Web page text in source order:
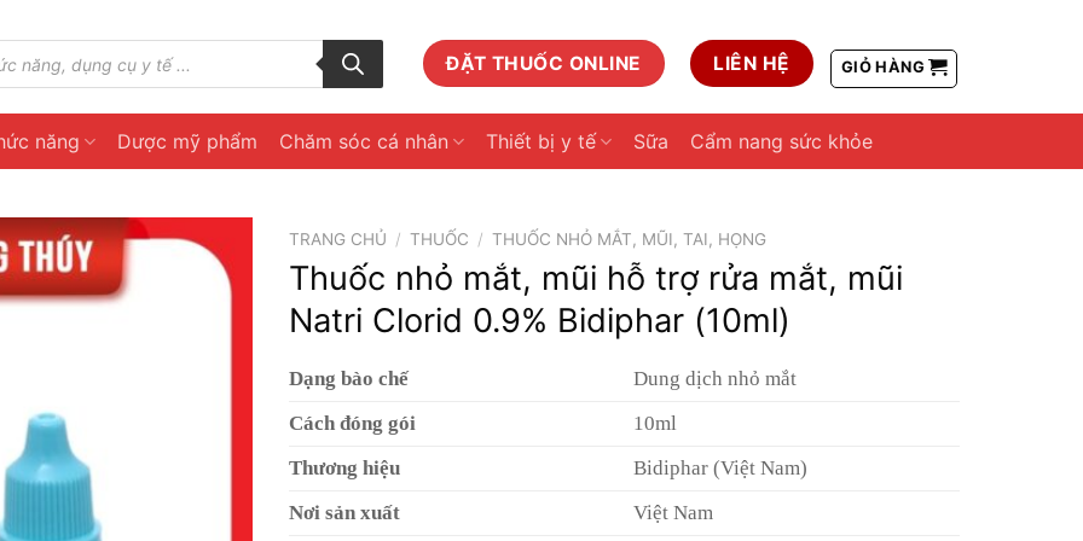
ĐẶT THUỐC ONLINE LIÊN HỆ GIỎ HÀNG
năng Dược mỹ phẩm Chăm sóc cá nhân Thiết bị y tế Sữa Cẩm nang sức khỏe
TRANG CHỦ / THUỐC / THUỐC NHỎ MẮT, MŨI, TAI, HỌNG
Thuốc nhỏ mắt, mũi hỗ trợ rửa mắt, mũi
Natri Clorid 0.9% Bidiphar (10ml)
Dạng bào chế
Dung dịch nhỏ mắt
Cách đóng gói
10ml
Thương hiệu
Bidiphar (Việt Nam)
Nơi sản xuất
Việt Nam